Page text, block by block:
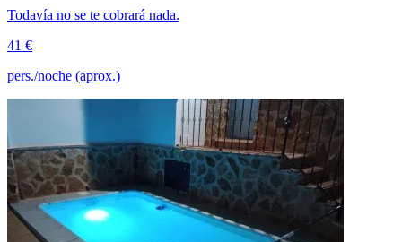
Todavía no se te cobrará nada.
41 €
pers./noche (aprox.)